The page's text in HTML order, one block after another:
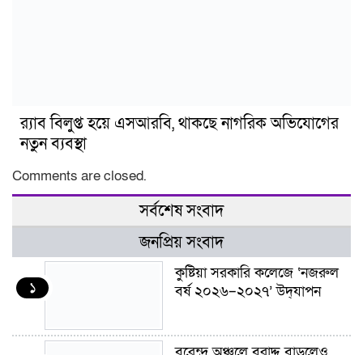
র‍্যাব বিলুপ্ত হয়ে এসআরবি, থাকছে নাগরিক অভিযোগের
নতুন ব্যবস্থা
Comments are closed.
সর্বশেষ সংবাদ
জনপ্রিয় সংবাদ
১
কুষ্টিয়া সরকারি কলেজে ‘নজরুল
বর্ষ ২০২৬–২০২৭’ উদ্‌যাপন